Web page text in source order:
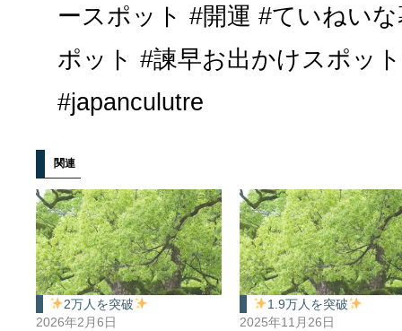
ースポット #開運 #ていねい
ポット #諫早お出かけスポッ
#japanculutre
関連
2万人を突破
2026年2月6日
1.9万人を突破
2025年11月26日